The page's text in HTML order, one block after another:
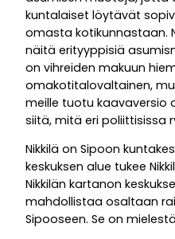
kuntalaiset löytävät
omasta kotikunnastaan.
näitä erityyppisiä
on vihreiden makuun
omakotitalovaltainen,
meille tuotu kaavaversio
siitä, mitä eri poliittisissa
Nikkilä on Sipoon
keskuksen alue tukee
Nikkilän kartanon
mahdollistaa osaltaan
Sipooseen. Se on